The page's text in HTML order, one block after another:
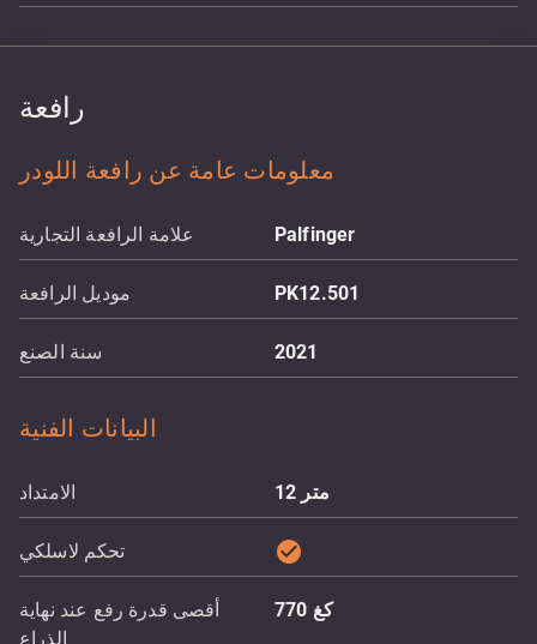
رافعة
معلومات عامة عن رافعة اللودر
علامة الرافعة التجارية Palfinger
موديل الرافعة PK12.501
سنة الصنع 2021
البيانات الفنية
الامتداد 12 متر
تحكم لاسلكي check_circle
أقصى قدرة رفع عند نهاية
الذراع
770 كغ